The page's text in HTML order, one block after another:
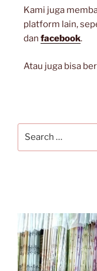
Kami juga
platform lain,
dan facebook.
Atau juga bisa